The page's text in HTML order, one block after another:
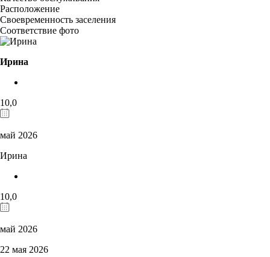
Расположение
Своевременность заселения
Соответствие фото
Ирина
10,0
май 2026
Ирина
10,0
май 2026
22 мая 2026